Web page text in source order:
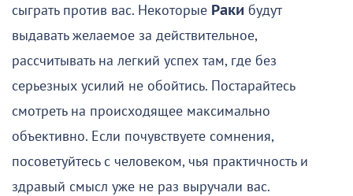
сыграть против вас. Некоторые Раки будут
выдавать желаемое за действительное,
рассчитывать на легкий успех там, где без
серьезных усилий не обойтись. Постарайтесь
смотреть на происходящее максимально
объективно. Если почувствуете сомнения,
посоветуйтесь с человеком, чья практичность и
здравый смысл уже не раз выручали вас.